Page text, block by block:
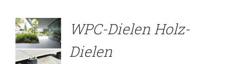
WPC-Dielen Holz-
Dielen